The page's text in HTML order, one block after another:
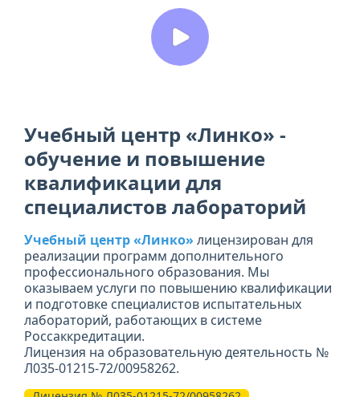
Учебный центр «Линко» -
обучение и повышение
квалификации для
специалистов лабораторий
Учебный центр «Линко» лицензирован для
реализации программ дополнительного
профессионального образования. Мы
оказываем услуги по повышению квалификации
и подготовке специалистов испытательных
лабораторий, работающих в системе
Россаккредитации.
Лицензия на образовательную деятельность №
Л035-01215-72/00958262.